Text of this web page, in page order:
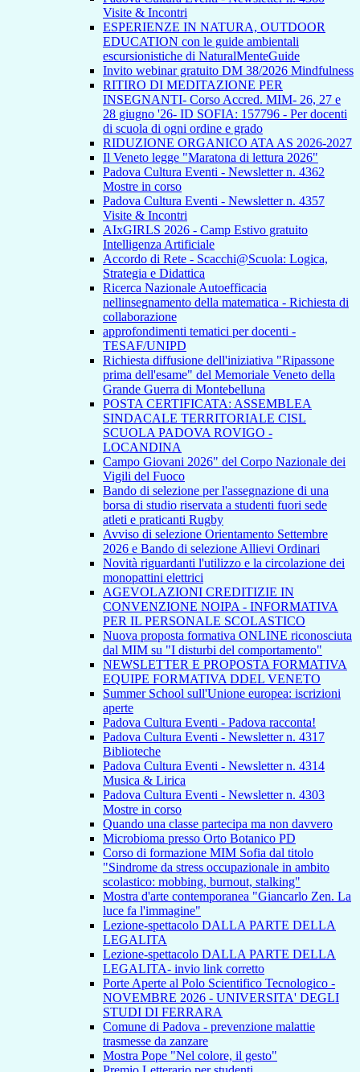
Visite & Incontri
ESPERIENZE IN NATURA, OUTDOOR
EDUCATION con le guide ambientali
escursionistiche di NaturalMenteGuide
Invito webinar gratuito DM 38/2026 Mindfulness
RITIRO DI MEDITAZIONE PER
INSEGNANTI- Corso Accred. MIM- 26, 27 e
28 giugno '26- ID SOFIA: 157796 - Per docenti
di scuola di ogni ordine e grado
RIDUZIONE ORGANICO ATA AS 2026-2027
Il Veneto legge "Maratona di lettura 2026"
Padova Cultura Eventi - Newsletter n. 4362
Mostre in corso
Padova Cultura Eventi - Newsletter n. 4357
Visite & Incontri
AIxGIRLS 2026 - Camp Estivo gratuito
Intelligenza Artificiale
Accordo di Rete - Scacchi@Scuola: Logica,
Strategia e Didattica
Ricerca Nazionale Autoefficacia
nellinsegnamento della matematica - Richiesta di
collaborazione
approfondimenti tematici per docenti -
TESAF/UNIPD
Richiesta diffusione dell'iniziativa "Ripassone
prima dell'esame" del Memoriale Veneto della
Grande Guerra di Montebelluna
POSTA CERTIFICATA: ASSEMBLEA
SINDACALE TERRITORIALE CISL
SCUOLA PADOVA ROVIGO -
LOCANDINA
Campo Giovani 2026" del Corpo Nazionale dei
Vigili del Fuoco
Bando di selezione per l'assegnazione di una
borsa di studio riservata a studenti fuori sede
atleti e praticanti Rugby
Avviso di selezione Orientamento Settembre
2026 e Bando di selezione Allievi Ordinari
Novità riguardanti l'utilizzo e la circolazione dei
monopattini elettrici
AGEVOLAZIONI CREDITIZIE IN
CONVENZIONE NOIPA - INFORMATIVA
PER IL PERSONALE SCOLASTICO
Nuova proposta formativa ONLINE riconosciuta
dal MIM su "I disturbi del comportamento"
NEWSLETTER E PROPOSTA FORMATIVA
EQUIPE FORMATIVA DDEL VENETO
Summer School sull'Unione europea: iscrizioni
aperte
Padova Cultura Eventi - Padova racconta!
Padova Cultura Eventi - Newsletter n. 4317
Biblioteche
Padova Cultura Eventi - Newsletter n. 4314
Musica & Lirica
Padova Cultura Eventi - Newsletter n. 4303
Mostre in corso
Quando una classe partecipa ma non davvero
Microbioma presso Orto Botanico PD
Corso di formazione MIM Sofia dal titolo
"Sindrome da stress occupazionale in ambito
scolastico: mobbing, burnout, stalking"
Mostra d'arte contemporanea "Giancarlo Zen. La
luce fa l'immagine"
Lezione-spettacolo DALLA PARTE DELLA
LEGALITA
Lezione-spettacolo DALLA PARTE DELLA
LEGALITA- invio link corretto
Porte Aperte al Polo Scientifico Tecnologico -
NOVEMBRE 2026 - UNIVERSITA' DEGLI
STUDI DI FERRARA
Comune di Padova - prevenzione malattie
trasmesse da zanzare
Mostra Pope "Nel colore, il gesto"